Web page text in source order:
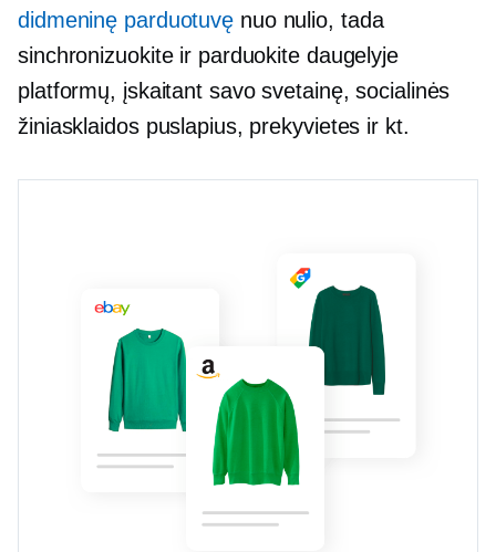
didmeninę parduotuvę nuo nulio, tada
sinchronizuokite ir parduokite daugelyje
platformų, įskaitant savo svetainę, socialinės
žiniasklaidos puslapius, prekyvietes ir kt.